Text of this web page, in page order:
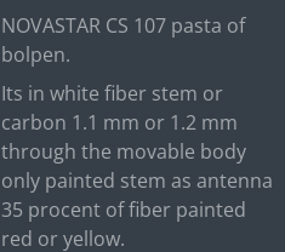
NOVASTAR CS 107 pasta of
bolpen.
Its in white fiber stem or
carbon 1.1 mm or 1.2 mm
through the movable body
only painted stem as antenna
35 procent of fiber painted
red or yellow.